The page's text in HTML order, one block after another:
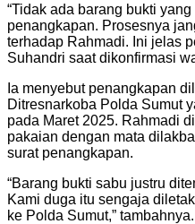
“Tidak ada barang bukti
penangkapan. Prosesnya
terhadap Rahmadi. Ini jelas
Suhandri saat dikonfirmasi
Ia menyebut penangkapan
Ditresnarkoba Polda Sumut
pada Maret 2025. Rahmadi
pakaian dengan mata
surat penangkapan.
“Barang bukti sabu justru
Kami duga itu sengaja
ke Polda Sumut,” tambahnya.